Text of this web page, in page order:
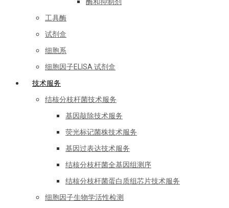
工具酶
试剂盒
细胞系
细胞因子ELISA 试剂盒
技术服务
结核分枝杆菌技术服务
基因敲除技术服务
荧光标记菌株技术服务
基因过表达技术服务
结核分枝杆菌全基因组测序
结核分枝杆菌蛋白质组芯片技术服务
细胞因子生物学活性检测